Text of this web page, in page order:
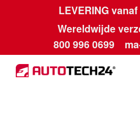
LEVERING
Wereldwijde
800 996 0699
Ga
door
Ga
naar